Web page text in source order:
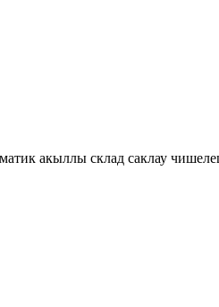
акыллы склад саклау